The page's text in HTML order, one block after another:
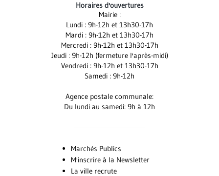
compte
Facebook
compte
Instagram
chaîne
Youtube
Horaires d'ouvertures
Mairie :
Lundi : 9h-12h et 13h30-17h
Mardi : 9h-12h et 13h30-17h
Mercredi : 9h-12h et 13h30-17h
Jeudi : 9h-12h (fermeture l'après-midi)
Vendredi : 9h-12h et 13h30-17h
Samedi : 9h-12h
Agence postale communale:
Du lundi au samedi: 9h à 12h
Marchés Publics
M'inscrire à la Newsletter
La ville recrute